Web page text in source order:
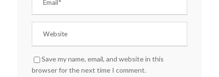
Save my name, email, and website in this
browser for the next time I comment.